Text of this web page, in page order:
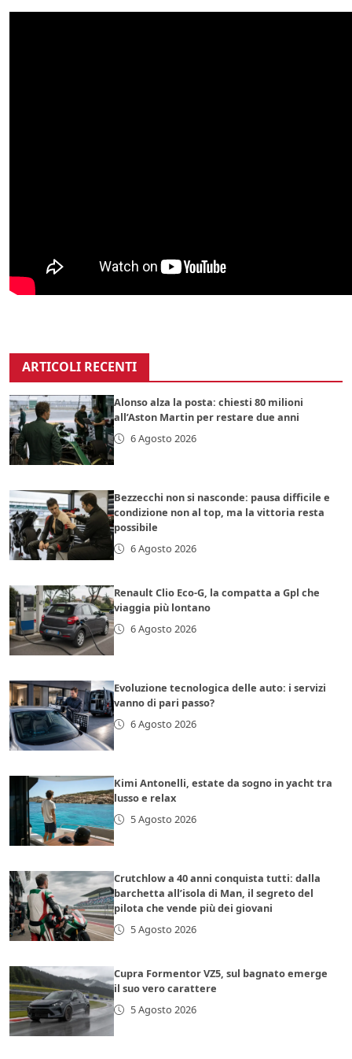
ARTICOLI RECENTI
Alonso alza la posta: chiesti 80 milioni
all’Aston Martin per restare due anni
6 Agosto 2026
Bezzecchi non si nasconde: pausa difficile e
condizione non al top, ma la vittoria resta
possibile
6 Agosto 2026
Renault Clio Eco-G, la compatta a Gpl che
viaggia più lontano
6 Agosto 2026
Evoluzione tecnologica delle auto: i servizi
vanno di pari passo?
6 Agosto 2026
Kimi Antonelli, estate da sogno in yacht tra
lusso e relax
5 Agosto 2026
Crutchlow a 40 anni conquista tutti: dalla
barchetta all’isola di Man, il segreto del
pilota che vende più dei giovani
5 Agosto 2026
Cupra Formentor VZ5, sul bagnato emerge
il suo vero carattere
5 Agosto 2026